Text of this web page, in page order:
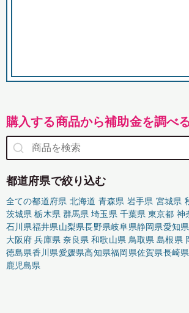
購入する商品から補助金を調べ
都道府県で絞り込む
全ての都道府県 北海道 青森県 岩手県 宮城県
茨城県 栃木県 群馬県 埼玉県 千葉県 東京都 神
石川県福井県山梨県長野県岐阜県静岡県愛知県
大阪府 兵庫県 奈良県 和歌山県 鳥取県 島根県
徳島県香川県愛媛県高知県福岡県佐賀県長崎県
鹿児島県